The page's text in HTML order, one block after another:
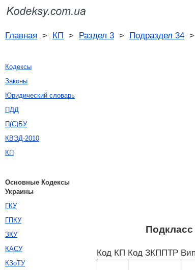
Главная > КП > Раздел 3 > Подраздел 34 >
Код КП Код ЗКППТР
Кодексы
Законы
Юридический словарь
ПДД
П(С)БУ
КВЭД-2010
КП
Основные Кодексы
Украины
ГКУ
ГПКУ
ЗКУ
КАСУ
КЗоТУ